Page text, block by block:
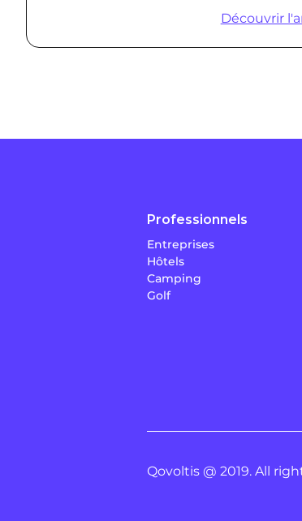
Découvrir
Professionnels
Entreprises
Hôtels
Camping
Golf
Qovoltis @ 2019. All